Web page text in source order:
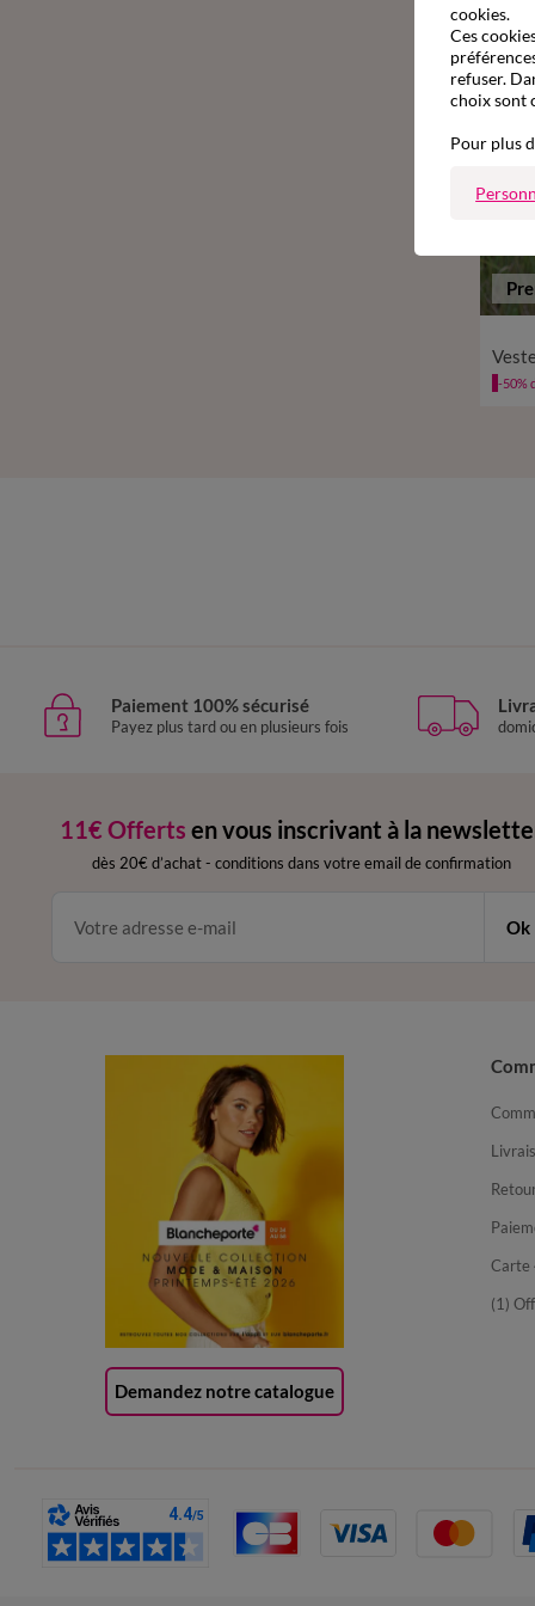
-50%
Paiement 100% sécurisé
Payez plus tard ou en plusieurs fois
11€ Offerts en vous inscrivant à la
dès 20€ d’achat - conditions dans votre email de confirmation
Ok
Demandez notre catalogue
Carte
(1)
cookies.
Ces
refuser.
choix sont
Pour plus